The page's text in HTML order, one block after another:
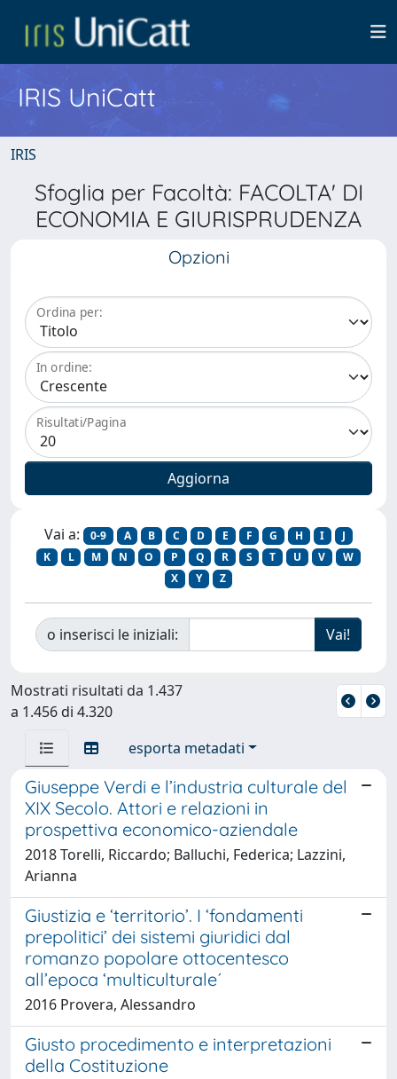
IRIS UniCatt
IRIS
Sfoglia per Facoltà: FACOLTA' DI
ECONOMIA E GIURISPRUDENZA
Opzioni
Ordina per:
In ordine:
Risultati/Pagina
Vai a: 0-9 A B C D E F G H I
J
K
L M N O P Q R S T U V
W
X
Y Z
o inserisci le iniziali:
Mostrati risultati da 1.437
a 1.456 di 4.320
esporta metadati
Giuseppe Verdi e l’industria culturale del
XIX Secolo. Attori e relazioni in
prospettiva economico-aziendale
2018 Torelli, Riccardo; Balluchi, Federica; Lazzini,
Arianna
Giustizia e ‘territorio’. I ‘fondamenti
prepolitici’ dei sistemi giuridici dal
romanzo popolare ottocentesco
all’epoca ‘multiculturale´
2016 Provera, Alessandro
Giusto procedimento e interpretazioni
della Costituzione